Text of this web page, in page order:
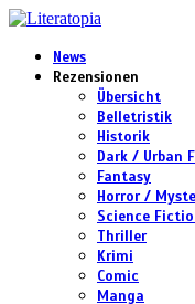
News
Rezensionen
Übersicht
Belletristik
Historik
Dark / Urban
Fantasy
Horror /
Science
Thriller
Krimi
Comic
Manga